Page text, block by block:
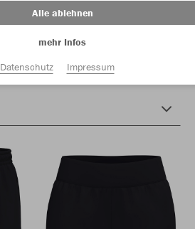
Alle ablehnen
mehr Infos
Datenschutz
Impressum